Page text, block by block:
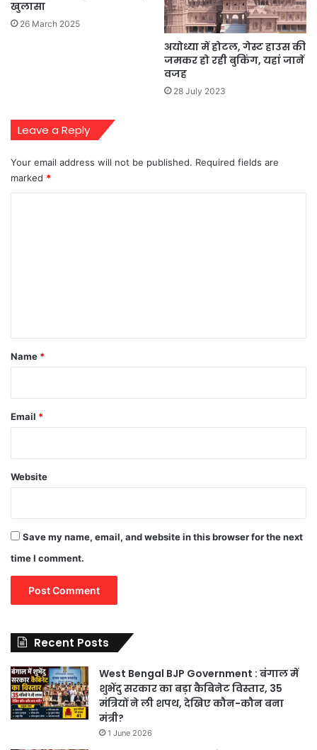
खुलासा
26 March 2025
अयोध्या में होटल, गेस्ट हाउस की
जमकर हो रही बुकिंग, यहां जानें
वजह
28 July 2023
Leave a Reply
Your email address will not be published. Required fields are
marked *
*
Name *
Email *
Website
Save my name, email, and website in this browser for the next
time I comment.
Recent Posts
West Bengal BJP Government : बंगाल में
शुभेंदु सरकार का बड़ा कैबिनेट विस्तार, 35
मंत्रियों ने ली शपथ, देखिए कौन-कौन बना
मंत्री?
1 June 2026